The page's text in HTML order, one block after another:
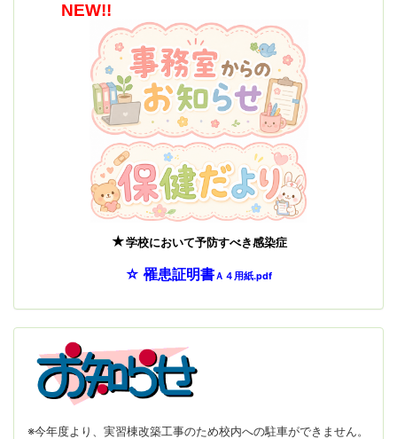
NEW!!
★学校において予防すべき感染症
☆罹患証明書Ａ４用紙.pdf
※今年度より、実習棟改築工事のため校内への駐車ができません。